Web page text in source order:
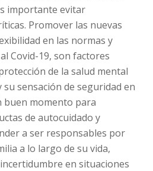
importante evitar
Promover las nuevas
en las normas y
Covid-19, son factores
de la salud mental
sensación de seguridad en
buen momento para
de autocuidado y
a ser responsables por
a lo largo de su vida,
en situaciones